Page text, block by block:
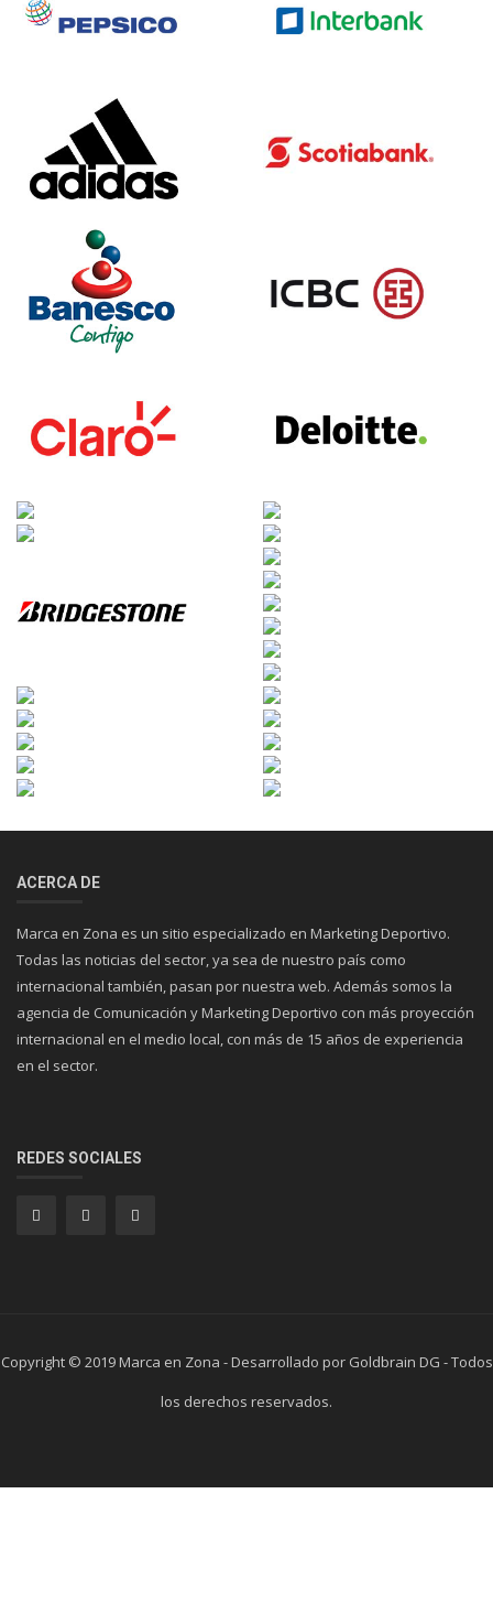
ACERCA DE
Marca en Zona es un sitio especializado en Marketing Deportivo.
Todas las noticias del sector, ya sea de nuestro país como
internacional también, pasan por nuestra web. Además somos la
agencia de Comunicación y Marketing Deportivo con más proyección
internacional en el medio local, con más de 15 años de experiencia
en el sector.
REDES SOCIALES
Copyright © 2019 Marca en Zona - Desarrollado por Goldbrain DG - Todos
los derechos reservados.